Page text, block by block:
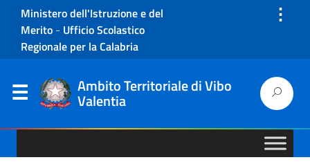
Ministero dell'Istruzione e del
Merito - Ufficio Scolastico
Regionale per la Calabria
⋮
Ambito Territoriale di Vibo
Valentia